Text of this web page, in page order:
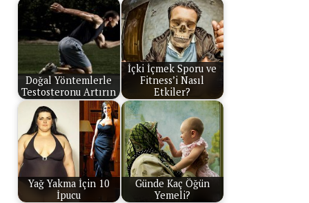
Doğal Yöntemlerle
Testosteronu Artırın
İçki İçmek Sporu ve
Fitness’i Nasıl
Etkiler?
Yağ Yakma İçin 10
İpucu
Günde Kaç Öğün
Yemeli?